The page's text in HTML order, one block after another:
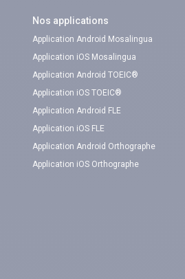
Nos applications
Application Android Mosalingua
Application iOS Mosalingua
Application Android TOEIC®
Application iOS TOEIC®
Application Android FLE
Application iOS FLE
Application Android Orthographe
Application iOS Orthographe